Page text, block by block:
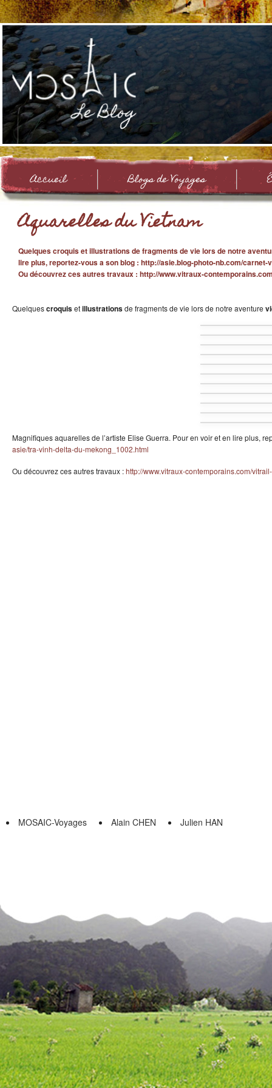
Accueil Blogs de Voyages
Aquarelles du Vietnam
Quelques croquis et illustrations de fragments de vie lors de notre
lire plus, reportez-vous a son blog : http://asie.blog-photo-nb.com/
Ou découvrez ces autres travaux : http://www.vitraux-
Quelquescroquisetillustrationsde fragments de vie lors de notre aventure
Magnifiques aquarelles de l’artiste Elise Guerra. Pour en voir et en lire plus,
asie/tra-vinh-delta-du-mekong_1002.html
Ou découvrez ces autres travaux :http://www.vitraux-contemporains.com/
MOSAIC-Voyages Alain CHEN Julien HAN